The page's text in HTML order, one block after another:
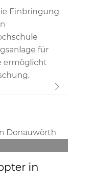
Einbringung
für
ermöglicht
in